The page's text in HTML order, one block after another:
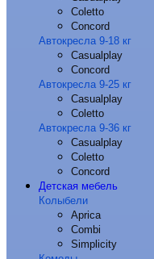
Coletto
Concord
Автокресла 9-18 кг
Casualplay
Concord
Автокресла 9-25 кг
Casualplay
Coletto
Автокресла 9-36 кг
Casualplay
Coletto
Concord
Детская мебель
Колыбели
Aprica
Combi
Simplicity